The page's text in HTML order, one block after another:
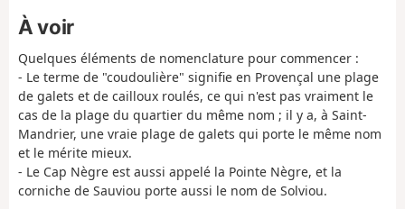
À voir
Quelques éléments de nomenclature pour commencer :
- Le terme de "coudoulière" signifie en Provençal une plage
de galets et de cailloux roulés, ce qui n'est pas vraiment le
cas de la plage du quartier du même nom ; il y a, à Saint-
Mandrier, une vraie plage de galets qui porte le même nom
et le mérite mieux.
- Le Cap Nègre est aussi appelé la Pointe Nègre, et la
corniche de Sauviou porte aussi le nom de Solviou.